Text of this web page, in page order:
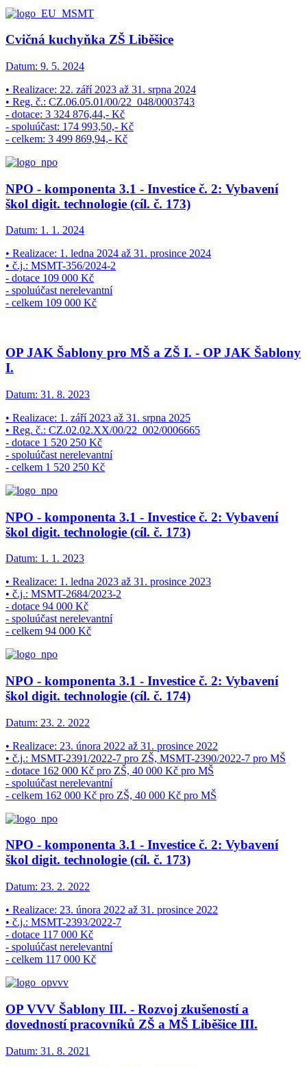
Cvičná kuchyňka ZŠ Liběšice
Datum: 9. 5. 2024
• Realizace: 22. září 2023 až 31. srpna 2024
• Reg. č.: CZ.06.05.01/00/22_048/0003743
- dotace: 3 324 876,44,- Kč
- spoluúčast: 174 993,50,- Kč
- celkem: 3 499 869,94,- Kč
NPO - komponenta 3.1 - Investice č. 2: Vybavení
škol digit. technologie (cíl. č. 173)
Datum: 1. 1. 2024
• Realizace: 1. ledna 2024 až 31. prosince 2024
• č.j.: MSMT-356/2024-2
- dotace 109 000 Kč
- spoluúčast nerelevantní
- celkem 109 000 Kč
OP JAK Šablony pro MŠ a ZŠ I. - OP JAK Šablony
I.
Datum: 31. 8. 2023
• Realizace: 1. září 2023 až 31. srpna 2025
• Reg. č.: CZ.02.02.XX/00/22_002/0006665
- dotace 1 520 250 Kč
- spoluúčast nerelevantní
- celkem 1 520 250 Kč
NPO - komponenta 3.1 - Investice č. 2: Vybavení
škol digit. technologie (cíl. č. 173)
Datum: 1. 1. 2023
• Realizace: 1. ledna 2023 až 31. prosince 2023
• č.j.: MSMT-2684/2023-2
- dotace 94 000 Kč
- spoluúčast nerelevantní
- celkem 94 000 Kč
NPO - komponenta 3.1 - Investice č. 2: Vybavení
škol digit. technologie (cíl. č. 174)
Datum: 23. 2. 2022
• Realizace: 23. února 2022 až 31. prosince 2022
• č.j.: MSMT-2391/2022-7 pro ZŠ, MSMT-2390/2022-7 pro MŠ
- dotace 162 000 Kč pro ZŠ, 40 000 Kč pro MŠ
- spoluúčast nerelevantní
- celkem 162 000 Kč pro ZŠ, 40 000 Kč pro MŠ
NPO - komponenta 3.1 - Investice č. 2: Vybavení
škol digit. technologie (cíl. č. 173)
Datum: 23. 2. 2022
• Realizace: 23. února 2022 až 31. prosince 2022
• č.j.: MSMT-2393/2022-7
- dotace 117 000 Kč
- spoluúčast nerelevantní
- celkem 117 000 Kč
OP VVV Šablony III. - Rozvoj zkušeností a
dovedností pracovníků ZŠ a MŠ Liběšice III.
Datum: 31. 8. 2021